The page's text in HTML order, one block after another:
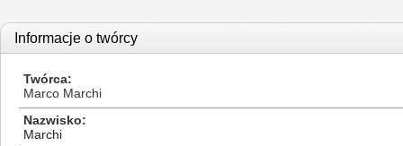
Informacje o twórcy
Twórca
Marco Marchi
Nazwisko
Marchi